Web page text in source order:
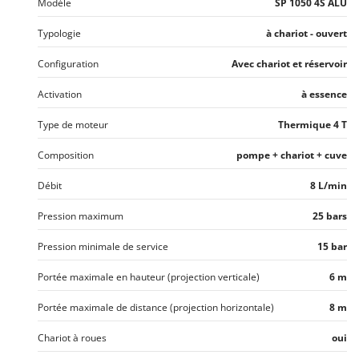
Stiga
Stocker
Sunseeker
Tecla
TecnoGen
Tellarini Pompe
Tenco
Tineco
Titania
Tornado
Tre Spade
Trev - Abrek - TecnoVIR
Trotec
Modèle SP 1050 4S ALU
Typologie à chariot - ouvert
Configuration Avec chariot et réservoir
Activation à essence
Type de moteur Thermique 4 T
Composition pompe + chariot + cuve
Débit 8 L/min
Pression maximum 25 bars
Pression minimale de service 15 bar
Portée maximale en hauteur (projection verticale) 6 m
Portée maximale de distance (projection horizontale) 8 m
Chariot à roues oui